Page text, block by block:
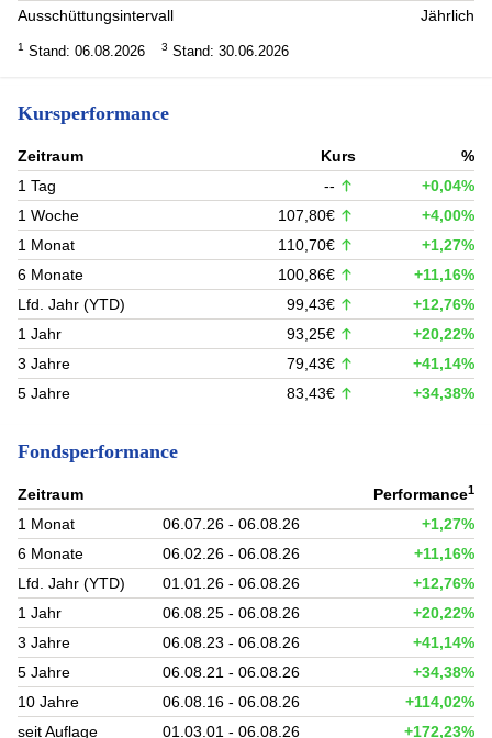
Ausschüttungsintervall Jährlich
1 Stand: 06.08.2026 3 Stand: 30.06.2026
Kursperformance
Zeitraum Kurs
%
1 Tag
--
+0,04%
1 Woche
107,80€
+4,00%
1 Monat
110,70€
+1,27%
6 Monate
100,86€
+11,16%
Lfd. Jahr (YTD)
99,43€
+12,76%
1 Jahr
93,25€
+20,22%
3 Jahre
79,43€
+41,14%
5 Jahre
83,43€ +34,38%
Fondsperformance
Zeitraum Performance1
1 Monat 06.07.26 - 06.08.26
+1,27%
6 Monate
06.02.26 - 06.08.26
+11,16%
Lfd. Jahr (YTD)
01.01.26 - 06.08.26
+12,76%
1 Jahr
06.08.25 - 06.08.26
+20,22%
3 Jahre
06.08.23 - 06.08.26
+41,14%
5 Jahre
06.08.21 - 06.08.26
+34,38%
10 Jahre
06.08.16 - 06.08.26
+114,02%
seit Auflage
01.03.01 - 06.08.26 +172,23%